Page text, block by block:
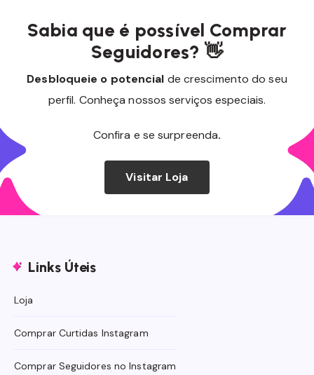
Sabia que é possível Comprar
Seguidores? 👋
Desbloqueie o potencial de crescimento do seu
perfil. Conheça nossos serviços especiais.
Confira e se surpreenda.
Visitar Loja
Links Úteis
Loja
Comprar Curtidas Instagram
Comprar Seguidores no Instagram